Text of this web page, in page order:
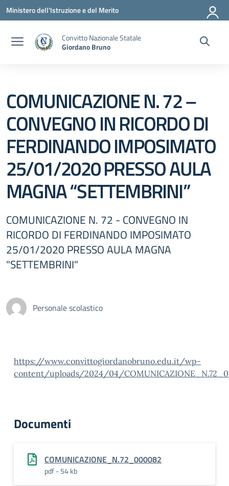
Vai ai contenuti
Vai al menu di navigazione
Vai al footer
Ministero dell'Istruzione e del Merito
Convitto Nazionale Statale
Giordano Bruno
COMUNICAZIONE N. 72 –
CONVEGNO IN RICORDO DI
FERDINANDO IMPOSIMATO
25/01/2020 PRESSO AULA
MAGNA “SETTEMBRINI”
COMUNICAZIONE N. 72 - CONVEGNO IN
RICORDO DI FERDINANDO IMPOSIMATO
25/01/2020 PRESSO AULA MAGNA
"SETTEMBRINI"
Personale scolastico
https://www.convittogiordanobruno.edu.it/wp-
content/uploads/2024/04/
Documenti
COMUNICAZIONE_N.72_000082
pdf - 54 kb